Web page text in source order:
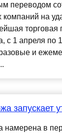
переводом
компаний на
торговая
с 1 апреля по
и
запускает
намерена в